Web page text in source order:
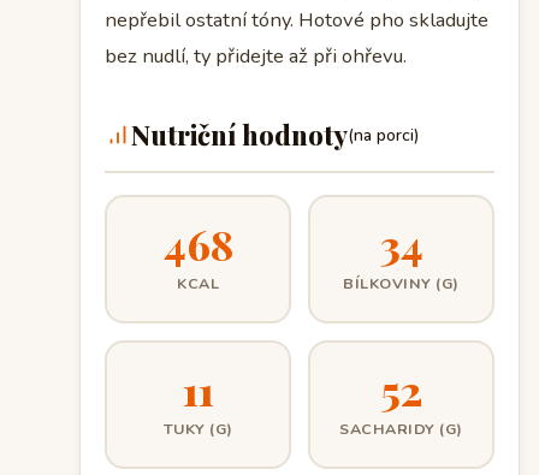
nepřebil ostatní tóny. Hotové pho skladujte
bez nudlí, ty přidejte až při ohřevu.
Nutriční hodnoty(na porci)
468
KCAL
34
BÍLKOVINY (G)
11
TUKY (G)
52
SACHARIDY (G)